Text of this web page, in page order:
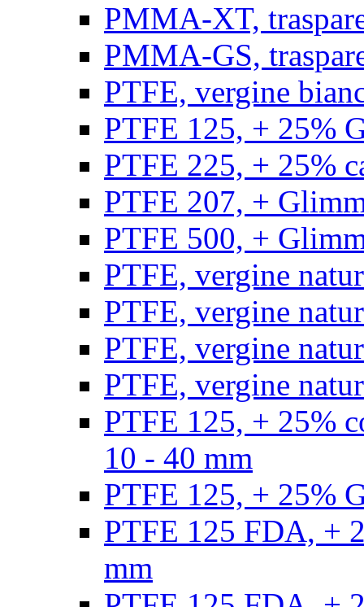
PMMA-XT,
PMMA-GS,
PTFE, vergine
PTFE 125, + 25%
PTFE 225, + 25%
PTFE 207, +
PTFE 500, +
PTFE, vergine
PTFE, vergine
PTFE, vergine
PTFE, vergine
PTFE 125, + 25%
10 - 40 mm
PTFE 125, + 25%
PTFE 125 FDA, +
mm